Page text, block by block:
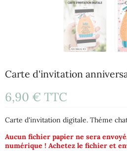
Carte d'invitation
6,90 € TTC
Carte d'invitation digitale. Théme
Aucun fichier papier ne sera
numérique ! Achetez le fichier et